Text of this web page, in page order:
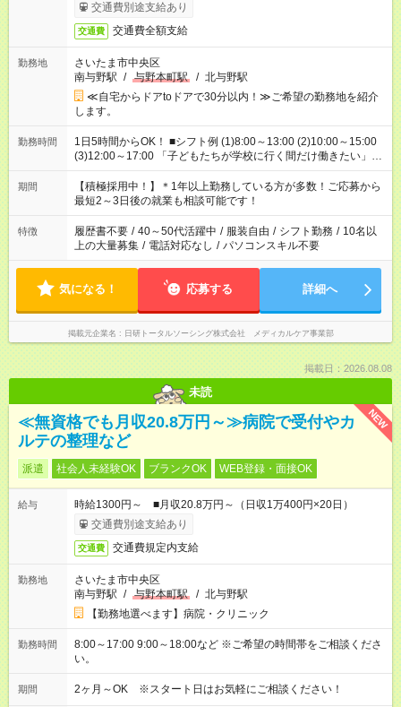
交通費別途支給あり
交通費 交通費全額支給
勤務地
さいたま市中央区
南与野駅 / 与野本町駅 / 北与野駅
≪自宅からドアtoドアで30分以内！≫ご希望の勤務地を紹介
します。
勤務時間
1日5時間からOK！ ■シフト例 (1)8:00～13:00 (2)10:00～15:00
(3)12:00～17:00 「子どもたちが学校に行く間だけ働きたい」
「余裕を持って夕飯の準備がしたい」 「午前中は働いて、午後
はプライベートの時間にしたい」 など、ご希望を教えてくださ
いね。 ※Wワーク希望の方へ 今ご覧のお仕事で希望する勤務時
間と、もう1つのお仕事の勤務時間。 合計で週40時間を超える
場合は応募できません。
期間
【積極採用中！】＊1年以上勤務している方が多数！ご応募から
最短2～3日後の就業も相談可能です！
特徴 履歴書不要 / 40～50代活躍中 / 服装自由 / シフト勤務 / 10名以
上の大量募集 / 電話対応なし / パソコンスキル不要
気になる！ 応募する 詳細へ
掲載元企業名 日研トータルソーシング株式会社 メディカルケア事業部
掲載日：2026.08.08
未読
NEW
≪無資格でも月収20.8万円～≫病院で受付やカ
ルテの整理など
派遣 社会人未経験OK ブランクOK WEB登録・面接OK
給与
時給1300円～ ■月収20.8万円～（日収1万400円×20日）
交通費別途支給あり
交通費 交通費規定内支給
勤務地
さいたま市中央区
南与野駅 / 与野本町駅 / 北与野駅
【勤務地選べます】病院・クリニック
勤務時間
8:00～17:00 9:00～18:00など ※ご希望の時間帯をご相談くださ
い。
期間 2ヶ月～OK ※スタート日はお気軽にご相談ください！